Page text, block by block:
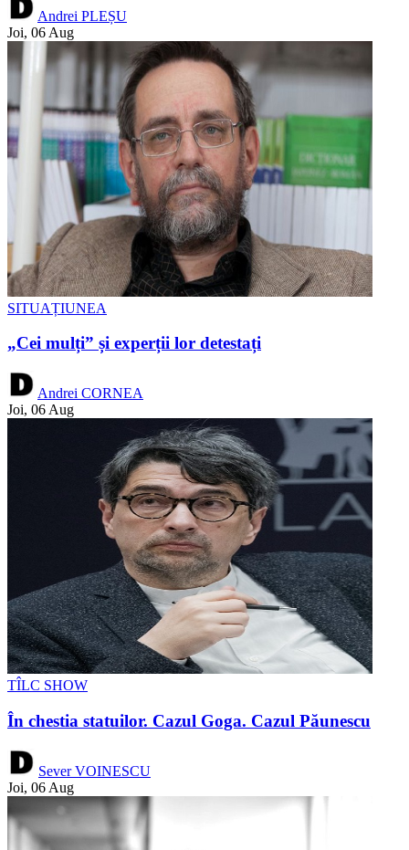
Andrei PLEȘU
Joi, 06 Aug
SITUAȚIUNEA
„Cei mulți” și experții lor detestați
Andrei CORNEA
Joi, 06 Aug
TÎLC SHOW
În chestia statuilor. Cazul Goga. Cazul Păunescu
Sever VOINESCU
Joi, 06 Aug